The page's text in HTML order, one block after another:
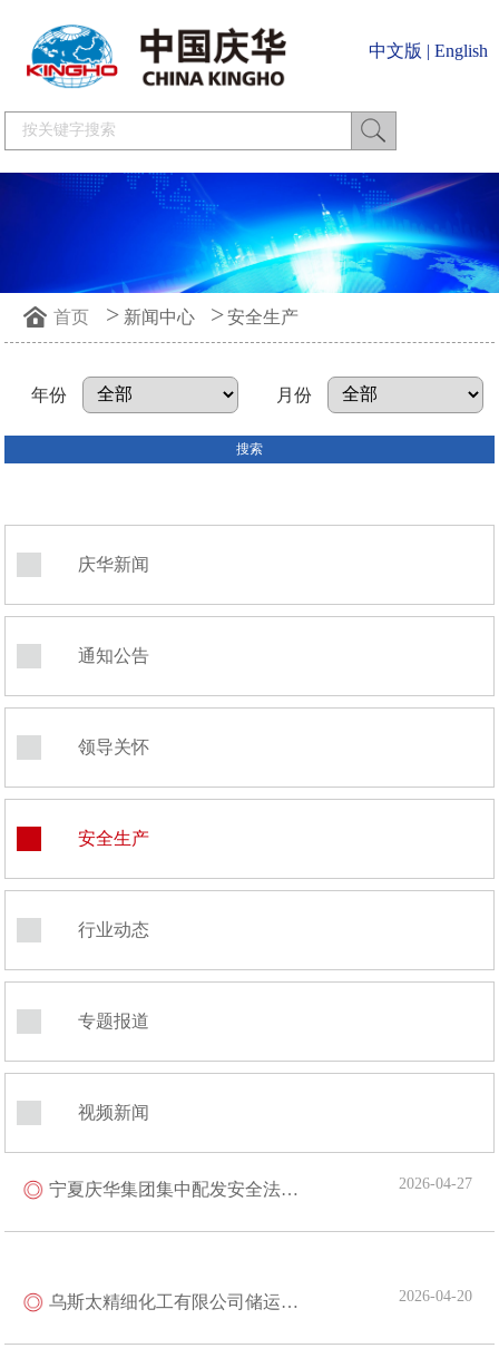
中文版 | English
首页 > 新闻中心 > 安全生产
年份 月份
庆华新闻
通知公告
领导关怀
安全生产
行业动态
专题报道
视频新闻
宁夏庆华集团集中配发安全法规书籍 以法治赋能筑牢安全生产根基 2026-04-27
乌斯太精细化工有限公司储运车间全力推进高温煤焦油深加工项目验收筹备工作 2026-04-20